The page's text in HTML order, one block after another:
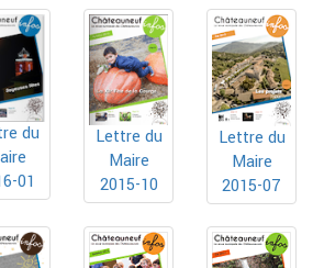
du
01
Lettre du
Maire
2015-10
Lettre du
Maire
2015-07